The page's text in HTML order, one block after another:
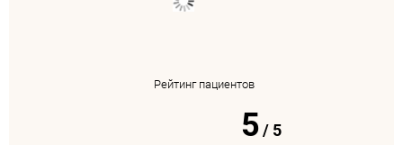
Рейтинг пациентов
5/5